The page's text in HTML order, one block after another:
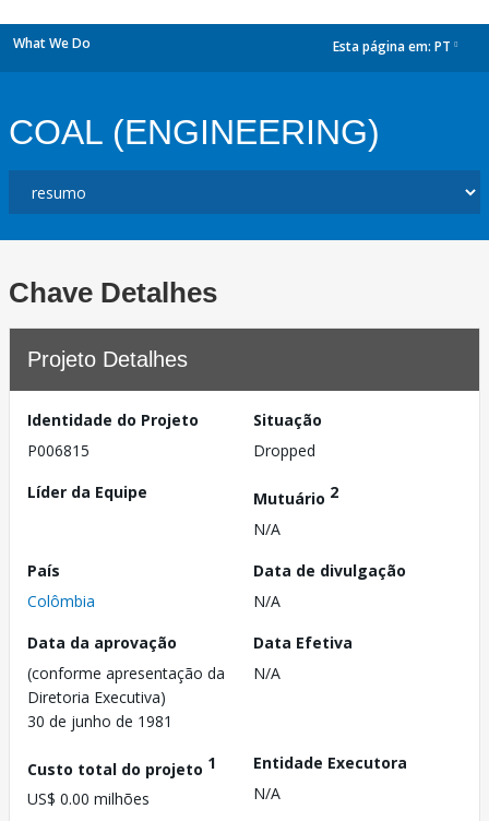
What We Do Esta página em: PT
COAL (ENGINEERING)
Chave Detalhes
Projeto Detalhes
Identidade do Projeto
P006815
Situação
Dropped
Líder da Equipe
Mutuário 2
N/A
País
Colômbia
Data de divulgação
N/A
Data da aprovação
(conforme apresentação da
Diretoria Executiva)
30 de junho de 1981
Data Efetiva
N/A
Custo total do projeto 1
US$ 0.00 milhões
Entidade Executora
N/A